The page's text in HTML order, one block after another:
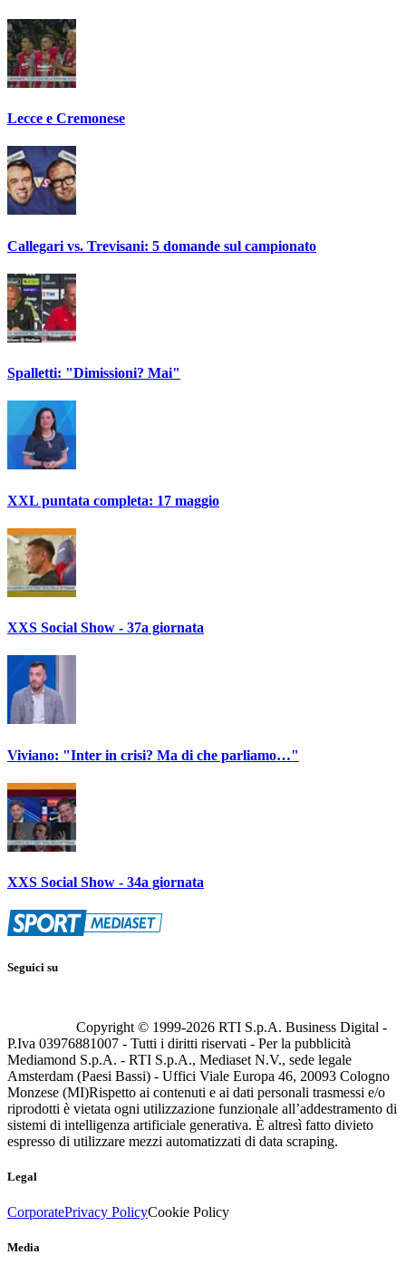
Lecce e Cremonese
Callegari vs. Trevisani: 5 domande sul campionato
Spalletti: "Dimissioni? Mai"
XXL puntata completa: 17 maggio
XXS Social Show - 37a giornata
Viviano: "Inter in crisi? Ma di che parliamo…"
XXS Social Show - 34a giornata
Seguici su
Copyright © 1999-2026 RTI S.p.A. Business Digital -
P.Iva 03976881007 - Tutti i diritti riservati - Per la pubblicità
Mediamond S.p.A. - RTI S.p.A., Mediaset N.V., sede legale
Amsterdam (Paesi Bassi) - Uffici Viale Europa 46, 20093 Cologno
Monzese (MI)Rispetto ai contenuti e ai dati personali trasmessi e/o
riprodotti è vietata ogni utilizzazione funzionale all’addestramento di
sistemi di intelligenza artificiale generativa. È altresì fatto divieto
espresso di utilizzare mezzi automatizzati di data scraping.
Legal
CorporatePrivacy PolicyCookie Policy
Media